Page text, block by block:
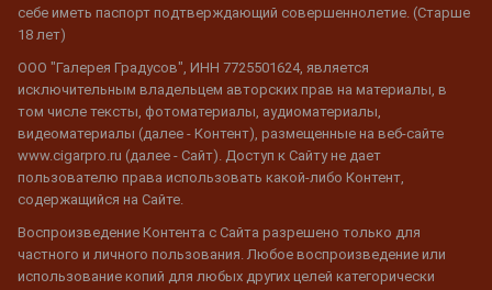
себе иметь паспорт подтверждающий совершеннолетие. (Старше
18 лет)
ООО "Галерея Градусов", ИНН 7725501624, является
исключительным владельцем авторских прав на материалы, в
том числе тексты, фотоматериалы, аудиоматериалы,
видеоматериалы (далее - Контент), размещенные на веб-сайте
www.cigarpro.ru (далее - Сайт). Доступ к Сайту не дает
пользователю права использовать какой-либо Контент,
содержащийся на Сайте.
Воспроизведение Контента с Сайта разрешено только для
частного и личного пользования. Любое воспроизведение или
использование копий для любых других целей категорически